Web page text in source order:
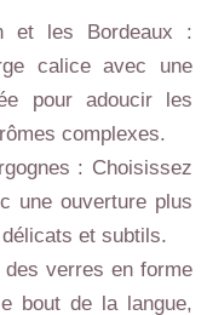
et les Bordeaux :
calice avec une
pour adoucir les
complexes.
: Choisissez
une ouverture plus
et subtils.
verres en forme
bout de la langue,